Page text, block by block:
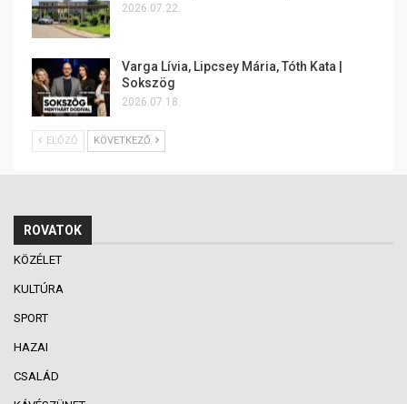
2026.07.22.
Varga Lívia, Lipcsey Mária, Tóth Kata |
Sokszög
2026.07.18.
ELŐZŐ KÖVETKEZŐ
ROVATOK
KÖZÉLET
KULTÚRA
SPORT
HAZAI
CSALÁD